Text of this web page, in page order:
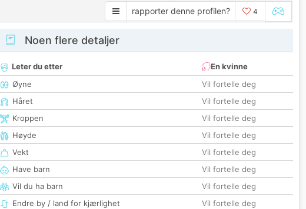
rapporter denne profilen? 4
Noen flere detaljer
Leter du etter
En kvinne
Øyne
Vil fortelle deg
Håret
Vil fortelle deg
Kroppen
Vil fortelle deg
Høyde
Vil fortelle deg
Vekt
Vil fortelle deg
Have barn
Vil fortelle deg
Vil du ha barn
Vil fortelle deg
Endre by / land for kjærlighet
Vil fortelle deg